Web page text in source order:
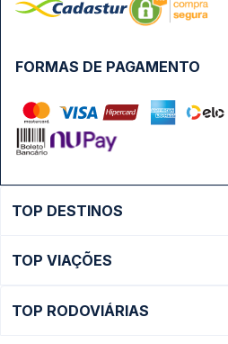
FORMAS DE PAGAMENTO
TOP DESTINOS
Ônibus São Paulo
TOP VIAÇÕES
TOP RODOVIÁRIAS